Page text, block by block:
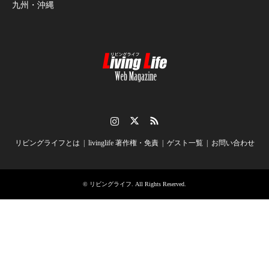
九州・沖縄
リビングライフとは livinglife 著作権・免責 ゲスト一覧 お問い合わせ
© リビングライフ. All Rights Reserved.